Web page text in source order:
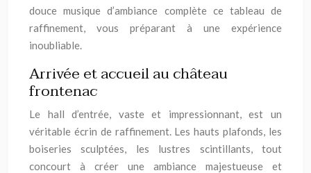
douce musique d’ambiance complète ce tableau de
raffinement, vous préparant à une expérience
inoubliable.
Arrivée et accueil au château
frontenac
Le hall d’entrée, vaste et impressionnant, est un
véritable écrin de raffinement. Les hauts plafonds, les
boiseries sculptées, les lustres scintillants, tout
concourt à créer une ambiance majestueuse et